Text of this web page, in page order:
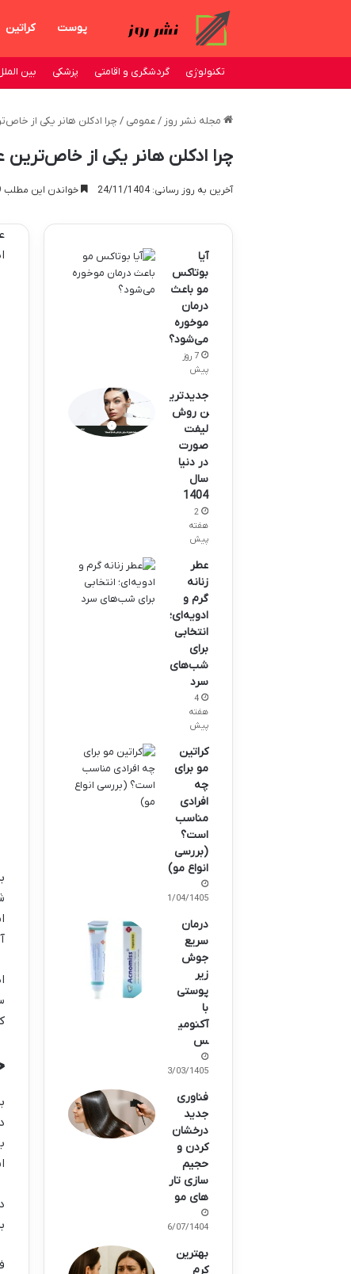
پوست کراتین
تکنولوژی گردشگری و اقامتی پزشکی بین
مجله نشر روز / عمومی / چرا ادکلن هانر یکی از
چرا ادکلن هانر یکی از
آخرین به روز رسانی: 24/11/1404 خواندن این مطلب 9 دقیقه زمان میبرد
آیا
بوتاکس
مو باعث
درمان
موخوره
می‌شود؟
7 روز
پیش
جدیدتری
ن روش
لیفت
صورت
در دنیا
سال
1404
2
هفته
پیش
عطر
زنانه
گرم و
ادویه‌ای؛
انتخابی
برای
شب‌های
سرد
4
هفته
پیش
کراتین
مو برای
چه
افرادی
مناسب
است؟
(بررسی
انواع مو)
11/04/1405
درمان
سریع
جوش
زیر
پوستی
با
آکنومی
س
23/03/1405
فناوری
جدید
درخشان
کردن و
حجیم
سازی تار
های مو
26/07/1404
بهترین
کرم